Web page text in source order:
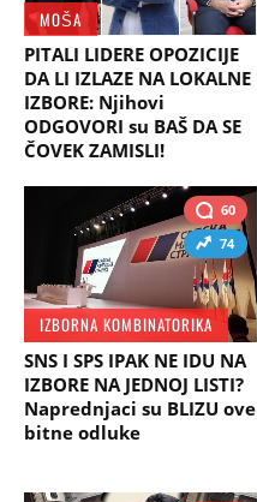
MOŠA
PITALI LIDERE OPOZICIJE
DA LI IZLAZE NA LOKALNE
IZBORE: Njihovi
ODGOVORI su BAŠ DA SE
ČOVEK ZAMISLI!
60
74
IZBORNA KOMBINATORIKA
SNS I SPS IPAK NE IDU NA
IZBORE NA JEDNOJ LISTI?
Naprednjaci su BLIZU ove
bitne odluke